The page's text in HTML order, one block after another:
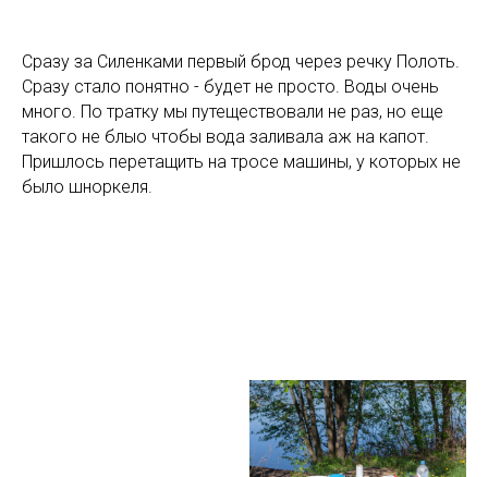
Сразу за Силенками первый брод через речку Полоть.
Сразу стало понятно - будет не просто. Воды очень
много. По тратку мы путеществовали не раз, но еще
такого не блыо чтобы вода заливала аж на капот.
Пришлось перетащить на тросе машины, у которых не
было шноркеля.